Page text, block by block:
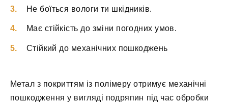
Не боїться вологи ти шкідників.
Має стійкість до зміни погодних умов.
Стійкий до механічних пошкоджень
Метал з покриттям із полімеру отримує механічні
пошкодження у вигляді подряпин під час обробки